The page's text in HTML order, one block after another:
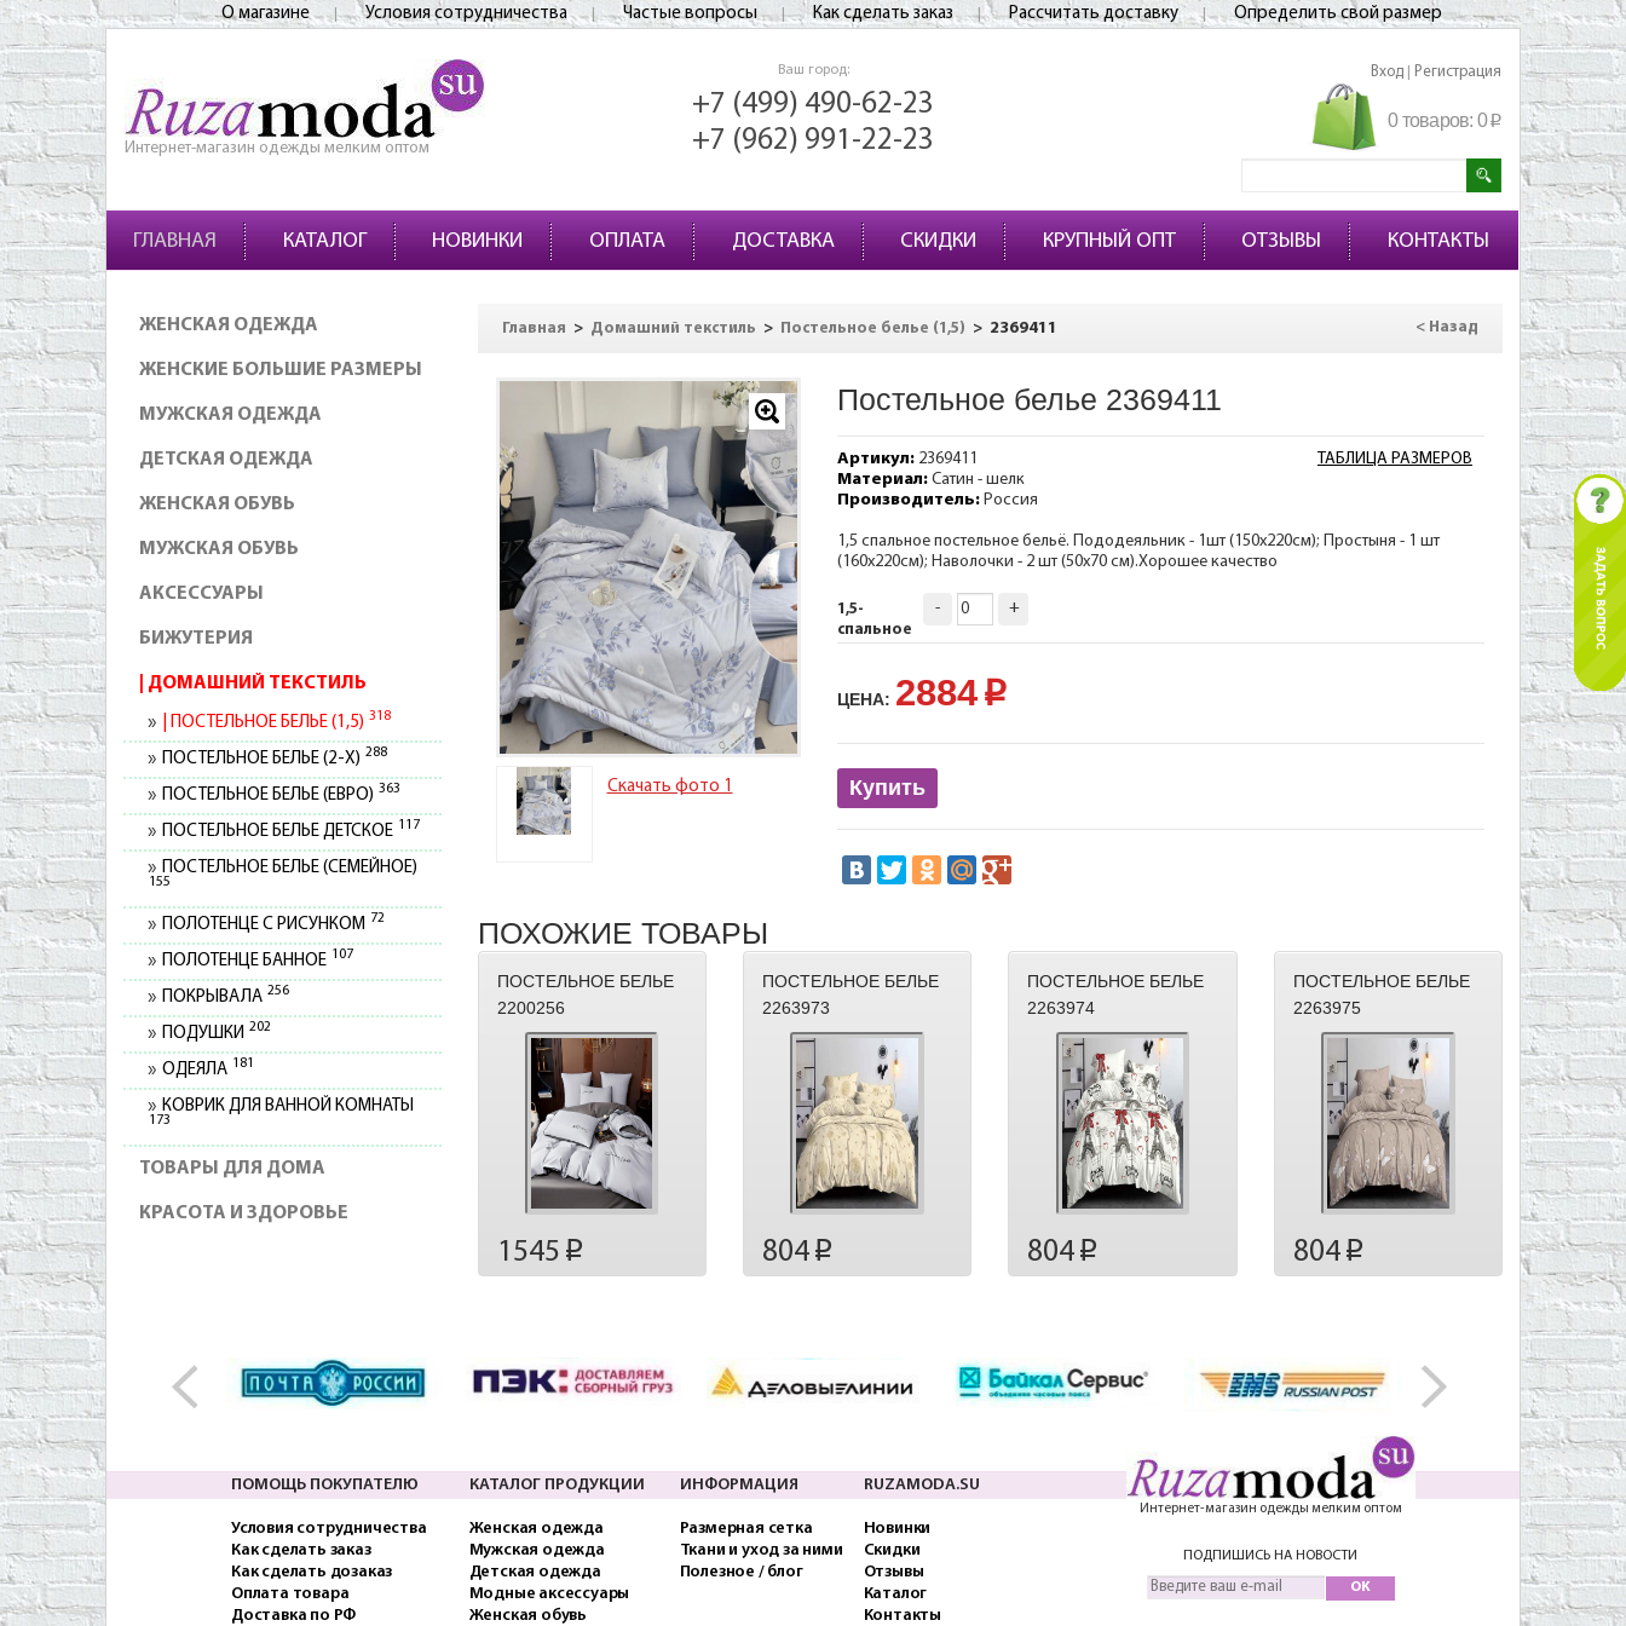
О магазине Условия сотрудничества Частые вопросы Как сделать заказ Рассчитать доставку Определить свой размер
Интернет-магазин одежды мелким оптом
Ваш город:
+7 (499) 490-62-23
+7 (962) 991-22-23
Вход Регистрация
0 товаров: 0p
ГЛАВНАЯ КАТАЛОГ НОВИНКИ ОПЛАТА ДОСТАВКА СКИДКИ КРУПНЫЙ ОПТ ОТЗЫВЫ КОНТАКТЫ
ЖЕНСКАЯ ОДЕЖДА
ЖЕНСКИЕ БОЛЬШИЕ РАЗМЕРЫ
МУЖСКАЯ ОДЕЖДА
ДЕТСКАЯ ОДЕЖДА
ЖЕНСКАЯ ОБУВЬ
МУЖСКАЯ ОБУВЬ
АКСЕССУАРЫ
БИЖУТЕРИЯ
ДОМАШНИЙ ТЕКСТИЛЬ
ПОСТЕЛЬНОЕ БЕЛЬЕ (1,5) 318
ПОСТЕЛЬНОЕ БЕЛЬЕ (2-Х) 288
ПОСТЕЛЬНОЕ БЕЛЬЕ (ЕВРО) 363
ПОСТЕЛЬНОЕ БЕЛЬЕ ДЕТСКОЕ 117
ПОСТЕЛЬНОЕ БЕЛЬЕ (СЕМЕЙНОЕ)
155
ПОЛОТЕНЦЕ С РИСУНКОМ 72
ПОЛОТЕНЦЕ БАННОЕ 107
ПОКРЫВАЛА 256
ПОДУШКИ 202
ОДЕЯЛА 181
КОВРИК ДЛЯ ВАННОЙ КОМНАТЫ
173
ТОВАРЫ ДЛЯ ДОМА
КРАСОТА И ЗДОРОВЬЕ
Главная > Домашний текстиль > Постельное белье (1,5) > 2369411 < Назад
Скачать фото 1
Постельное белье 2369411
ТАБЛИЦА РАЗМЕРОВ
Артикул:2369411
Материал:Сатин - шелк
Производитель:Россия
1,5 спальное постельное бельё. Пододеяльник - 1шт (150х220см); Простыня - 1 шт
(160х220см); Наволочки - 2 шт (50х70 см).Хорошее качество
1,5-
спальное
- +
ЦЕНА: 2884p
Купить
ПОХОЖИЕ ТОВАРЫ
ПОСТЕЛЬНОЕ БЕЛЬЕ
2200256
1545 p
ПОСТЕЛЬНОЕ БЕЛЬЕ
2263973
804p
ПОСТЕЛЬНОЕ БЕЛЬЕ
2263974
804 p
ПОСТЕЛЬНОЕ БЕЛЬЕ
2263975
804p
ПОМОЩЬ ПОКУПАТЕЛЮ
Условия сотрудничества
Как сделать заказ
Как сделать дозаказ
Оплата товара
Доставка по РФ
КАТАЛОГ ПРОДУКЦИИ
Женская одежда
Мужская одежда
Детская одежда
Модные аксессуары
Женская обувь
ИНФОРМАЦИЯ
Размерная сетка
Ткани и уход за ними
Полезное / блог
RUZAMODA.SU
Новинки
Скидки
Отзывы
Каталог
Контакты
Интернет-магазин одежды мелким оптом
ПОДПИШИСЬ НА НОВОСТИ
OK